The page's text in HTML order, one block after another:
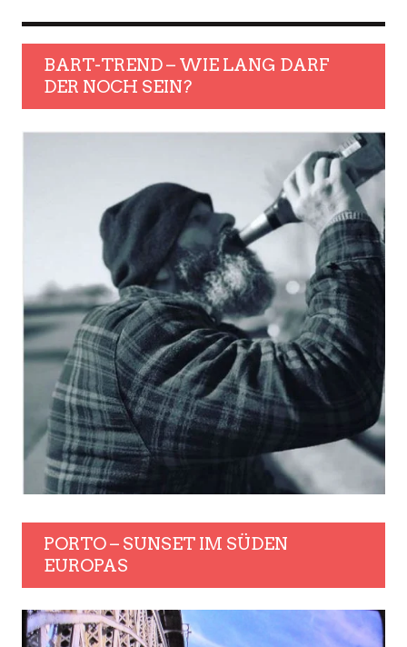
BART-TREND – WIE LANG DARF
DER NOCH SEIN?
PORTO – SUNSET IM SÜDEN
EUROPAS